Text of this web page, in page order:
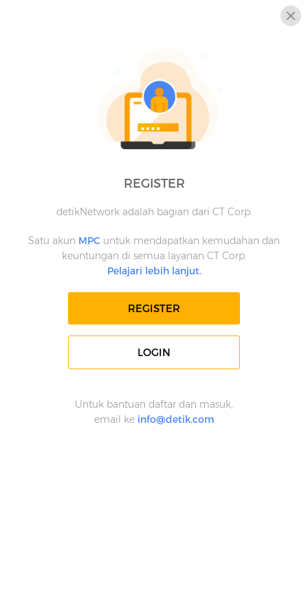
REGISTER
detikNetwork adalah bagian dari CT Corp.
Satu akun MPC untuk mendapatkan kemudahan dan
keuntungan di semua layanan CT Corp.
Pelajari lebih lanjut.
REGISTER
LOGIN
Untuk bantuan daftar dan masuk,
email ke info@detik.com